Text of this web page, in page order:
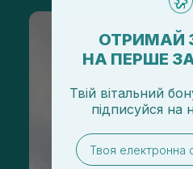
ОТРИМАЙ
НА ПЕРШЕ
Твій вітальний
підписуйся на
email